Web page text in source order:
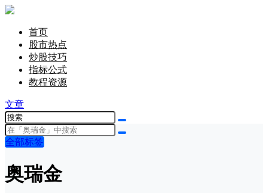
首页
股市热点
炒股技巧
指标公式
教程资源
文章
全部标签
奥瑞金